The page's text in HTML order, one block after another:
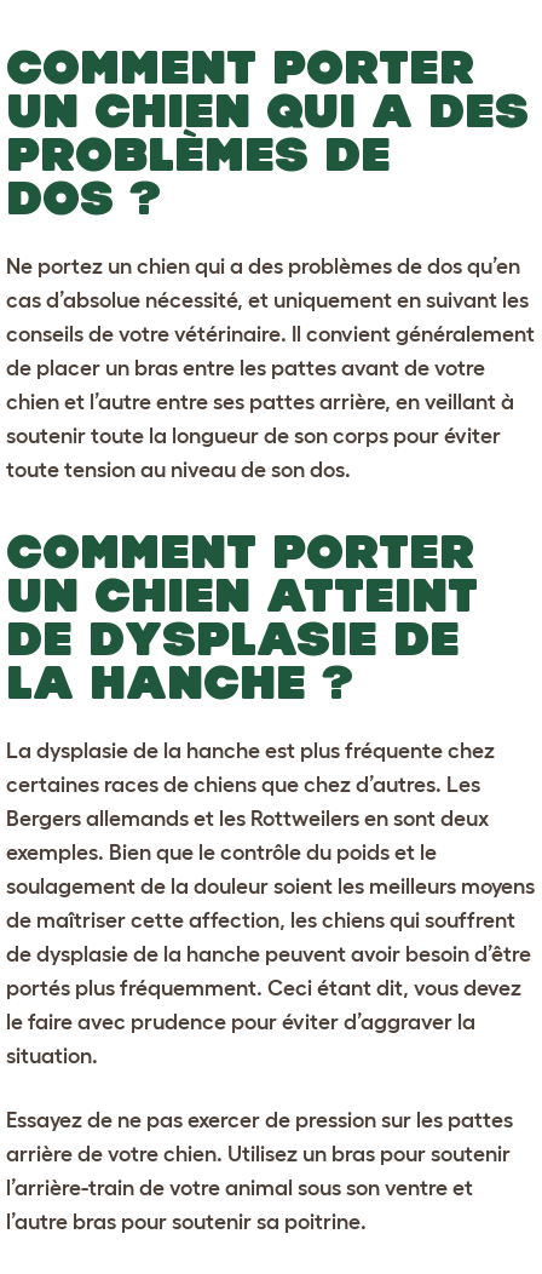
COMMENT PORTER
UN CHIEN QUI A DES
PROBLÈMES DE
DOS ?
Ne portez un chien qui a des problèmes de dos qu’en
cas d’absolue nécessité, et uniquement en suivant les
conseils de votre vétérinaire. Il convient généralement
de placer un bras entre les pattes avant de votre
chien et l’autre entre ses pattes arrière, en veillant à
soutenir toute la longueur de son corps pour éviter
toute tension au niveau de son dos.
COMMENT PORTER
UN CHIEN ATTEINT
DE DYSPLASIE DE
LA HANCHE ?
La dysplasie de la hanche est plus fréquente chez
certaines races de chiens que chez d’autres. Les
Bergers allemands et les Rottweilers en sont deux
exemples. Bien que le contrôle du poids et le
soulagement de la douleur soient les meilleurs moyens
de maîtriser cette affection, les chiens qui souffrent
de dysplasie de la hanche peuvent avoir besoin d’être
portés plus fréquemment. Ceci étant dit, vous devez
le faire avec prudence pour éviter d’aggraver la
situation.
Essayez de ne pas exercer de pression sur les pattes
arrière de votre chien. Utilisez un bras pour soutenir
l’arrière-train de votre animal sous son ventre et
l’autre bras pour soutenir sa poitrine.